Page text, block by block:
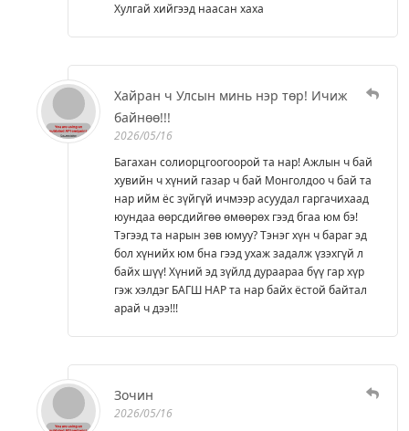
Хулгай хийгээд наасан хаха
Хайран ч Улсын минь нэр төр! Ичиж
байнөө!!!
2026/05/16
Багахан солиорцгоогоорой та нар! Ажлын ч бай
хувийн ч хүний газар ч бай Монголдоо ч бай та
нар ийм ёс зүйгүй ичмээр асуудал гаргачихаад
юундаа өөрсдийгөө өмөөрөх гээд бгаа юм бэ!
Тэгээд та нарын зөв юмуу? Тэнэг хүн ч бараг эд
бол хүнийх юм бна гээд ухаж задалж үзэхгүй л
байх шүү! Хүний эд зүйлд дураараа бүү гар хүр
гэж хэлдэг БАГШ НАР та нар байх ёстой байтал
арай ч дээ!!!
Зочин
2026/05/16